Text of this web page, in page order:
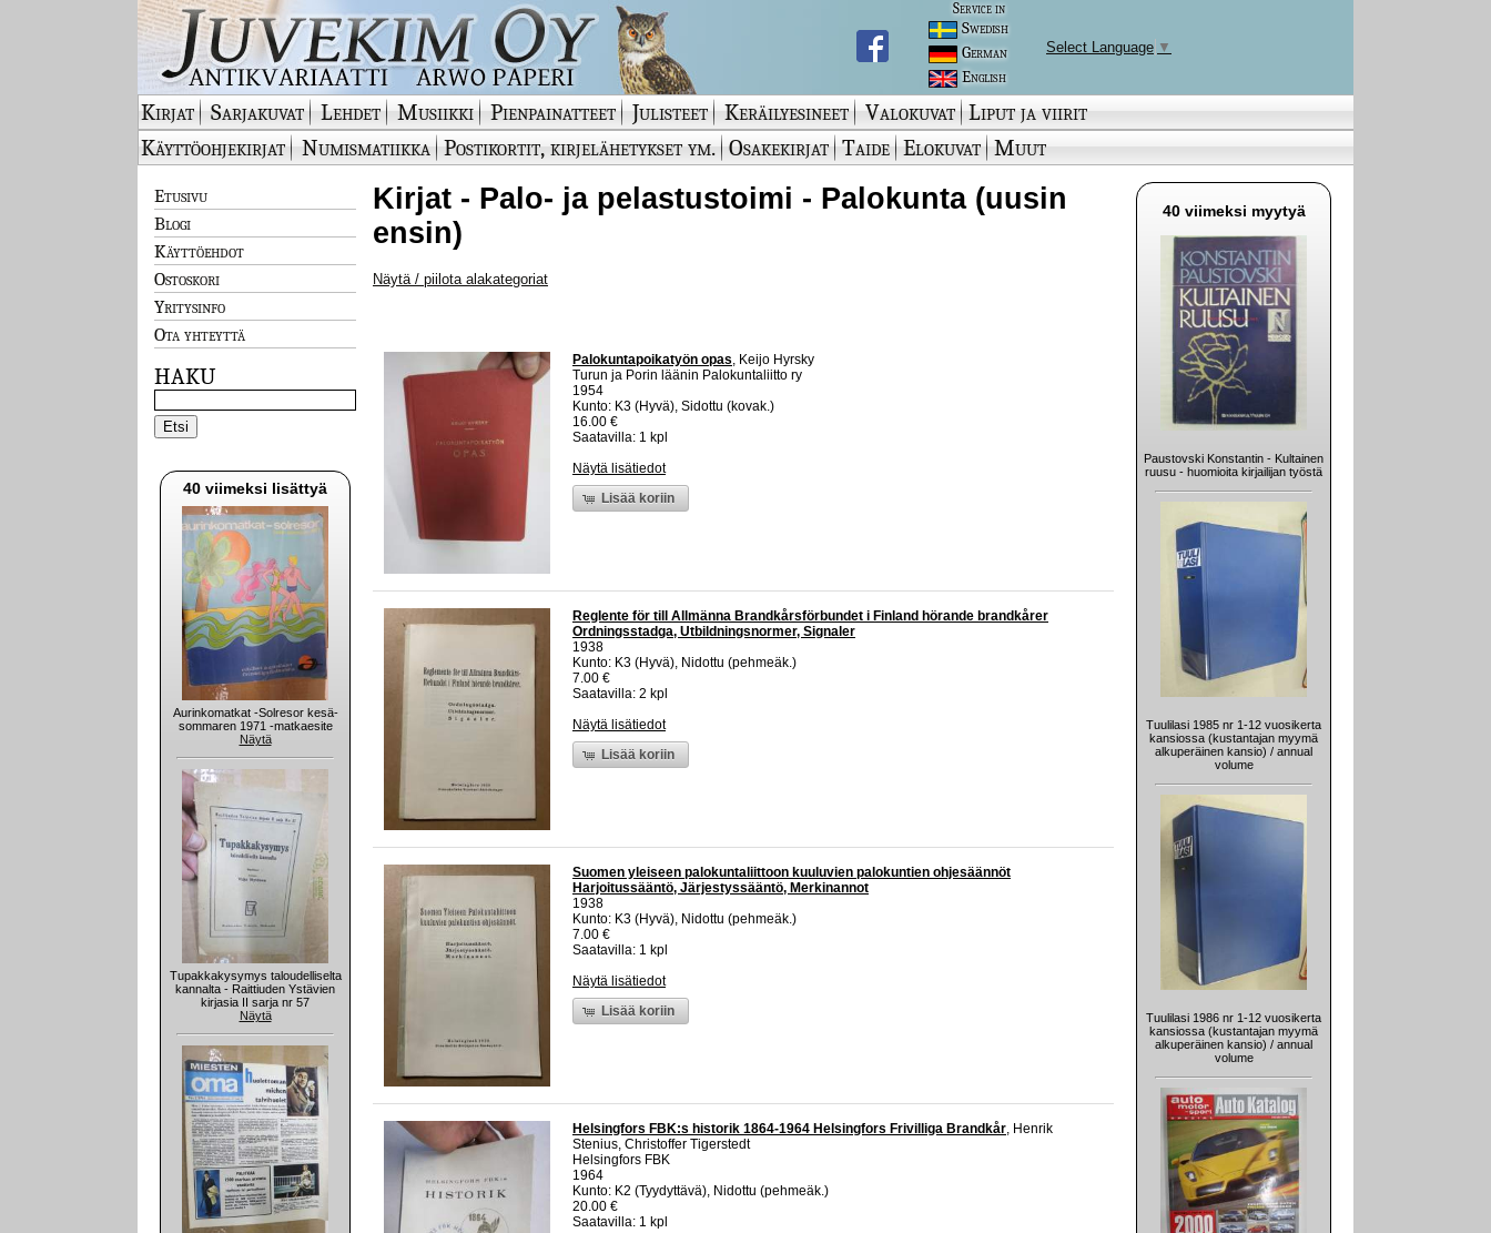
Service in
Swedish
German
English
Select Language ▼
Kirjat Sarjakuvat Lehdet Musiikki Pienpainatteet Julisteet Keräilyesineet Valokuvat Liput ja viirit
Käyttöohjekirjat
Numismatiikka Postikortit, kirjelähetykset ym. Osakekirjat Taide Elokuvat Muut
Etusivu
Blogi
Käyttöehdot
Ostoskori
Yritysinfo
Ota yhteyttä
HAKU
40 viimeksi lisättyä
Aurinkomatkat -Solresor kesä-
sommaren 1971 -matkaesite
Näytä
Tupakkakysymys taloudelliselta
kannalta - Raittiuden Ystävien
kirjasia II sarja nr 57
Näytä
Kirjat - Palo- ja pelastustoimi - Palokunta (uusin
ensin)
Näytä / piilota alakategoriat
Palokuntapoikatyön opas, Keijo Hyrsky
Turun ja Porin läänin Palokuntaliitto ry
1954
Kunto: K3 (Hyvä), Sidottu (kovak.)
16.00 €
Saatavilla: 1 kpl
Näytä lisätiedot
Lisää koriin
Reglente för till Allmänna Brandkårsförbundet i Finland hörande brandkårer
Ordningsstadga, Utbildningsnormer, Signaler
1938
Kunto: K3 (Hyvä), Nidottu (pehmeäk.)
7.00 €
Saatavilla: 2 kpl
Näytä lisätiedot
Lisää koriin
Suomen yleiseen palokuntaliittoon kuuluvien palokuntien ohjesäännöt
Harjoitussääntö, Järjestyssääntö, Merkinannot
1938
Kunto: K3 (Hyvä), Nidottu (pehmeäk.)
7.00 €
Saatavilla: 1 kpl
Näytä lisätiedot
Lisää koriin
Helsingfors FBK:s historik 1864-1964 Helsingfors Frivilliga Brandkår, Henrik
Stenius, Christoffer Tigerstedt
Helsingfors FBK
1964
Kunto: K2 (Tyydyttävä), Nidottu (pehmeäk.)
20.00 €
Saatavilla: 1 kpl
40 viimeksi myytyä
Paustovski Konstantin - Kultainen
ruusu - huomioita kirjailijan työstä
Tuulilasi 1985 nr 1-12 vuosikerta
kansiossa (kustantajan myymä
alkuperäinen kansio) / annual
volume
Tuulilasi 1986 nr 1-12 vuosikerta
kansiossa (kustantajan myymä
alkuperäinen kansio) / annual
volume